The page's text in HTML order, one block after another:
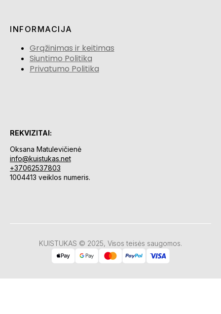
INFORMACIJA
Grąžinimas ir keitimas
Siuntimo Politika
Privatumo Politika
REKVIZITAI:
Oksana Matulevičienė
info@kuistukas.net
+37062537803
1004413 veiklos numeris.
KUISTUKAS © 2025, Visos teisės saugomos.